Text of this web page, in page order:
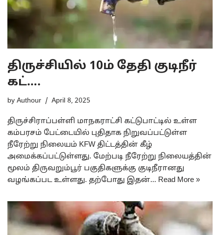
திருச்சியில் 10ம் தேதி குடிநீர்
கட்….
by Authour April 8, 2025
திருச்சிராப்பள்ளி மாநகராட்சி கட்டுபாட்டில் உள்ள
கம்பரசம் பேட்டையில் புதிதாக நிறுவப்பட்டுள்ள
நீரேற்று நிலையம் KFW திட்டத்தின் கீழ்
அமைக்கப்பட்டுள்ளது. மேற்படி நீரேற்று நிலையத்தின்
மூலம் திருவறும்பூர் பகுதிகளுக்கு குடிநீரானது
வழங்கப்பட உள்ளது. தற்போது இதன்… Read More »